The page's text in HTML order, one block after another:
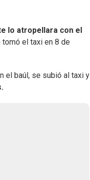
lo atropellara con el
el taxi en 8 de
el baúl, se subió al taxi y